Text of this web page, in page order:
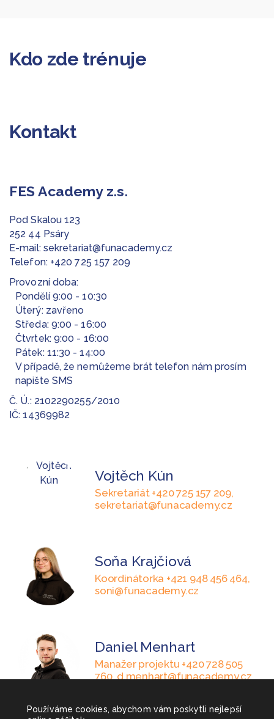
Kdo zde trénuje
Kontakt
FES Academy z.s.
Pod Skalou 123
252 44 Psáry
E-mail: sekretariat@funacademy.cz
Telefon: +420 725 157 209
Provozní doba:
Pondělí 9:00 - 10:30
Úterý: zavřeno
Středa: 9:00 - 16:00
Čtvrtek: 9:00 - 16:00
Pátek: 11:30 - 14:00
V případě, že nemůžeme brát telefon nám prosím
napište SMS
Č. Ú.: 2102290255/2010
IČ: 14369982
Vojtěch Kún
Sekretariát +420 725 157 209,
sekretariat@funacademy.cz
Soňa Krajčiová
Koordinátorka +421 948 456 464,
soni@funacademy.cz
Daniel Menhart
Manažer projektu +420 728 505
760, d.menhart@funacademy.cz
Používáme cookies, abychom vám poskytli nejlepší